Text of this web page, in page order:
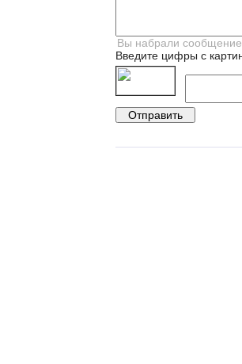
Введите цифры с